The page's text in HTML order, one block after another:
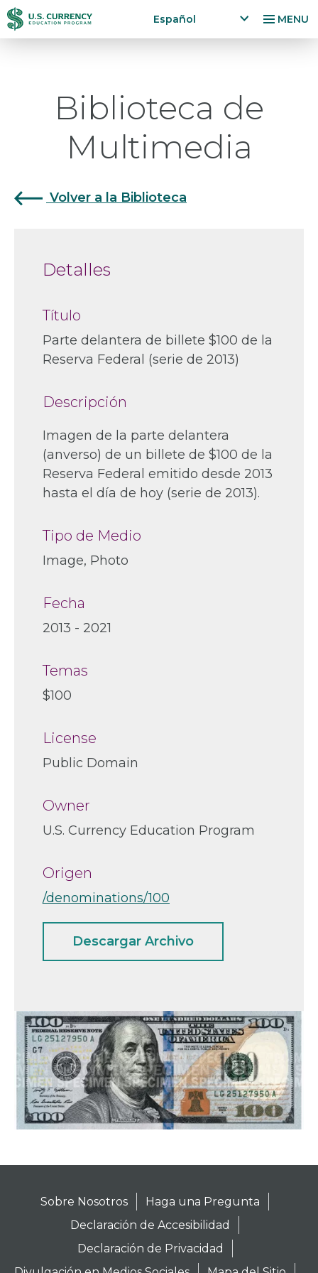
Pasar
al
Accessibility
Statement
MENU
Español
x
d
la
g
u
Biblioteca de
Multimedia
Volver a la Biblioteca
Detalles
Título
Parte delantera de billete $100 de la
Reserva Federal (serie de 2013)
Descripción
Imagen de la parte delantera
(anverso) de un billete de $100 de la
Reserva Federal emitido desde 2013
hasta el día de hoy (serie de 2013).
Tipo de Medio
Image, Photo
Fecha
2013 - 2021
Temas
$100
License
Public Domain
Owner
U.S. Currency Education Program
Origen
/denominations/100
Descargar Archivo
Sobre Nosotros
Haga una Pregunta
Declaración de Accesibilidad
Declaración de Privacidad